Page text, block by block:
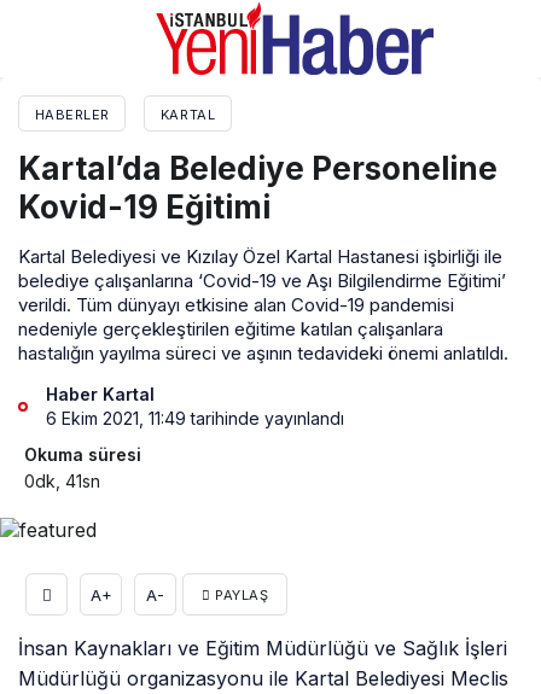
HABERLER KARTAL
Kartal’da Belediye Personeline
Kovid-19 Eğitimi
Kartal Belediyesi ve Kızılay Özel Kartal Hastanesi işbirliği ile
belediye çalışanlarına ‘Covid-19 ve Aşı Bilgilendirme Eğitimi’
verildi. Tüm dünyayı etkisine alan Covid-19 pandemisi
nedeniyle gerçekleştirilen eğitime katılan çalışanlara
hastalığın yayılma süreci ve aşının tedavideki önemi anlatıldı.
Haber Kartal
6 Ekim 2021, 11:49 tarihinde yayınlandı
Okuma süresi
0dk, 41sn
A+ A- PAYLAŞ
İnsan Kaynakları ve Eğitim Müdürlüğü ve Sağlık İşleri
Müdürlüğü organizasyonu ile Kartal Belediyesi Meclis